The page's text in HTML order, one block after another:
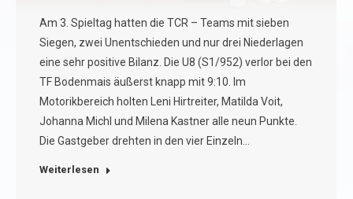
Am 3. Spieltag hatten die TCR – Teams mit sieben
Siegen, zwei Unentschieden und nur drei Niederlagen
eine sehr positive Bilanz. Die U8 (S1/952) verlor bei den
TF Bodenmais äußerst knapp mit 9:10. Im
Motorikbereich holten Leni Hirtreiter, Matilda Voit,
Johanna Michl und Milena Kastner alle neun Punkte.
Die Gastgeber drehten in den vier Einzeln…
Weiterlesen